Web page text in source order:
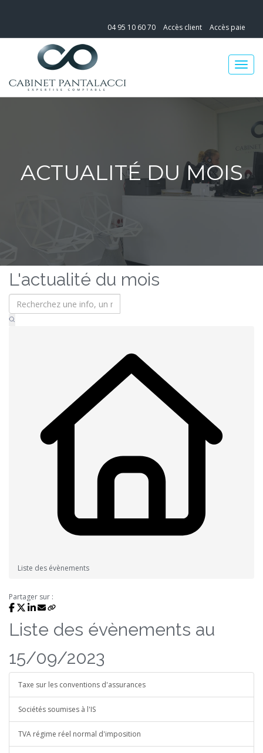
04 95 10 60 70 Accès client Accès paie
ACTUALITÉ DU MOIS
L'actualité du mois
Liste des évènements
Partager sur :
Liste des évènements au
15/09/2023
Taxe sur les conventions d'assurances
Sociétés soumises à l'IS
TVA régime réel normal d'imposition